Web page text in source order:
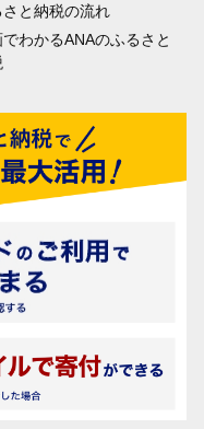
さと納税の流れ
わかるANAのふるさと